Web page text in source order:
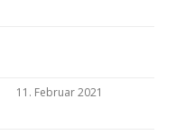
11. Februar 2021